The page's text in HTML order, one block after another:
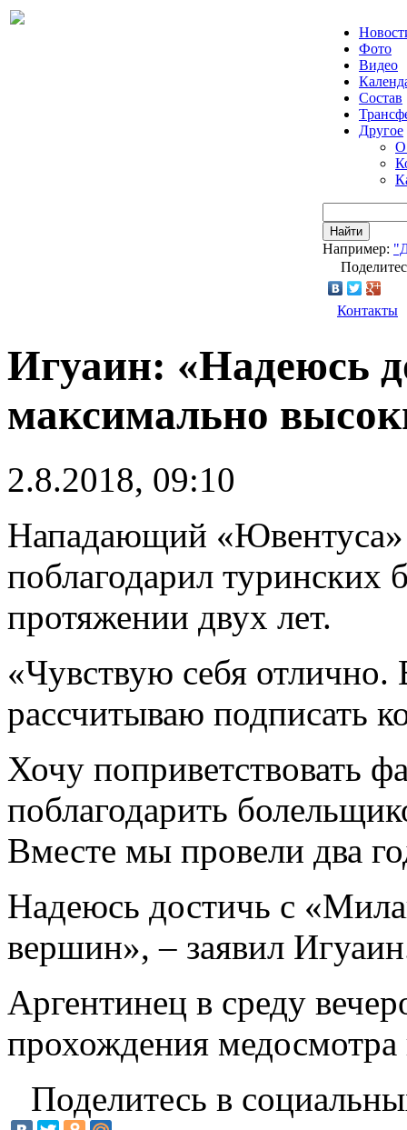
Фото
Видео
Состав
Другое
О
Найти
Например:
Контакты
Игуаин: «Надеюсь
максимально
2.8.2018, 09:10
Нападающий
поблагодарил туринских
протяжении двух лет.
«Чувствую себя
рассчитываю подписать
Хочу поприветствовать
поблагодарить
Вместе мы провели два
Надеюсь достичь с
вершин», – заявил
Аргентинец в среду
прохождения медосмотра
Поделитесь в